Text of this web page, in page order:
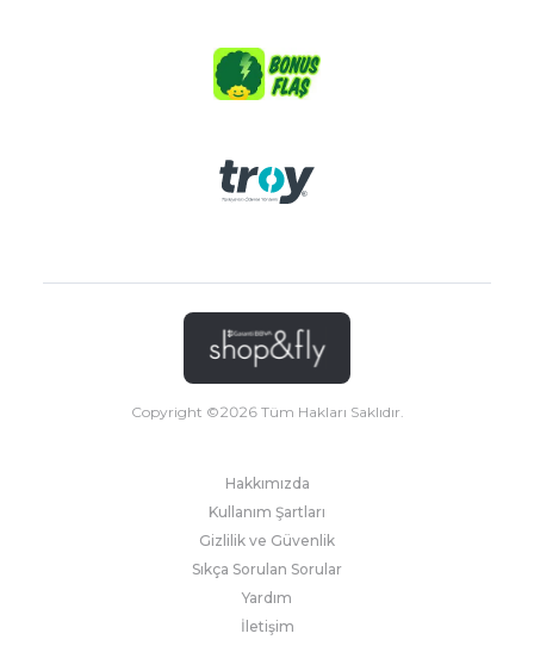
Copyright ©2026Tüm Hakları Saklıdır.
Hakkımızda
Kullanım Şartları
Gizlilik ve Güvenlik
Sıkça Sorulan Sorular
Yardım
İletişim